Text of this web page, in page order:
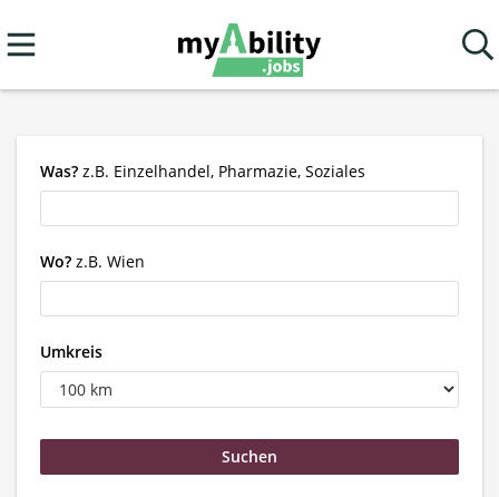
Was? z.B. Einzelhandel, Pharmazie, Soziales
Wo? z.B. Wien
Umkreis